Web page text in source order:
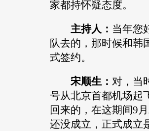
家都持怀疑态度。
主持人： 当年您
队去的，那时候和韩
式签约。
宋顺生： 对，当
号从北京首都机场起
回来的，在这期间9
还没成立，正式成立